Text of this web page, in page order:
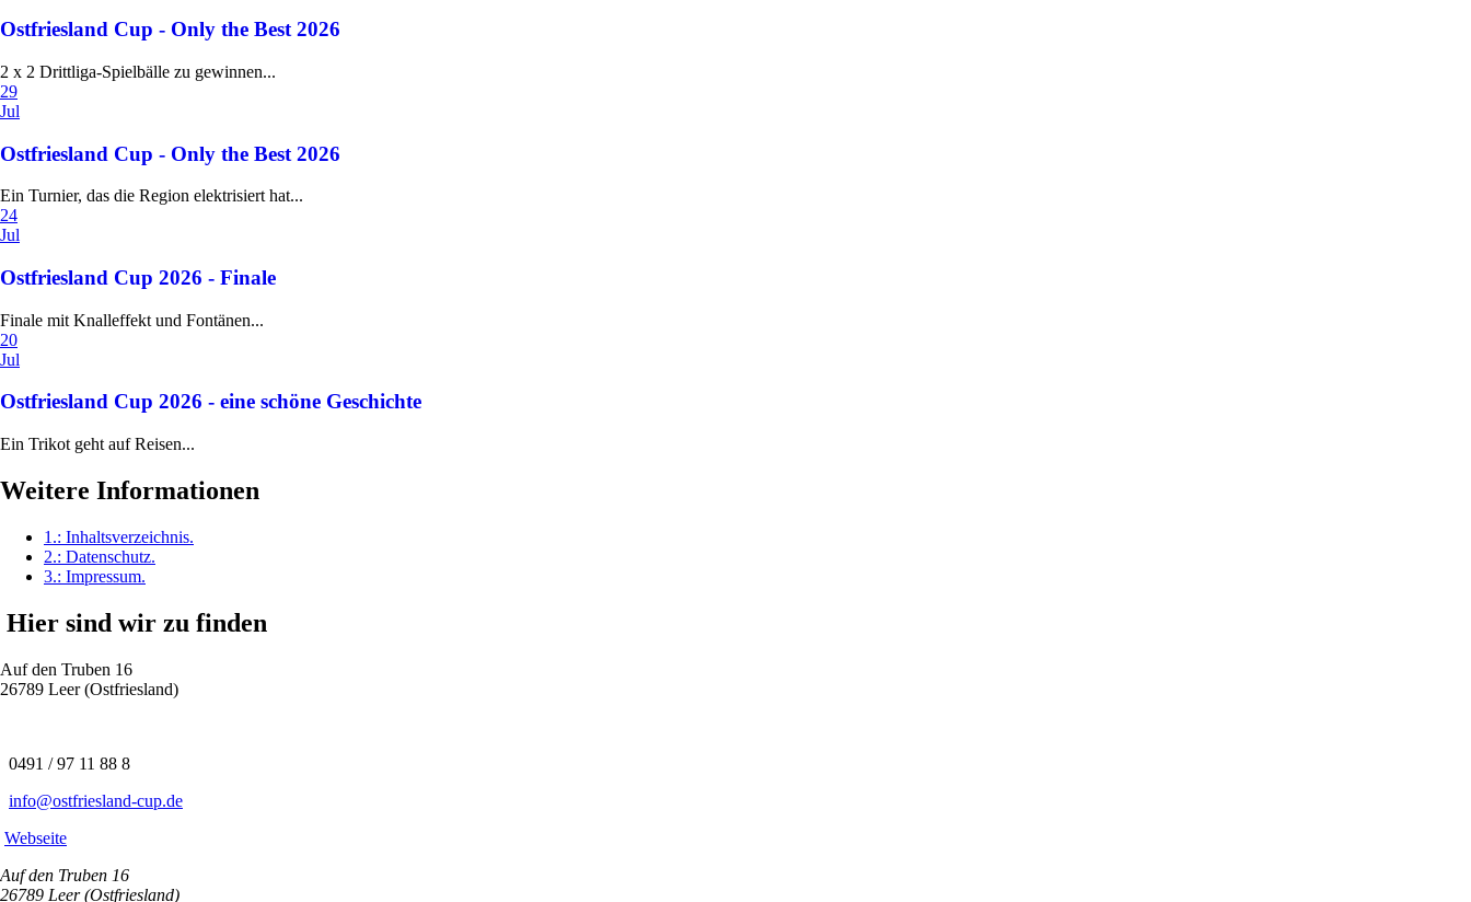
Ostfriesland Cup - Only the Best 2026
2 x 2 Drittliga-Spielbälle zu gewinnen...
29
Jul
Ostfriesland Cup - Only the Best 2026
Ein Turnier, das die Region elektrisiert hat...
24
Jul
Ostfriesland Cup 2026 - Finale
Finale mit Knalleffekt und Fontänen...
20
Jul
Ostfriesland Cup 2026 - eine schöne Geschichte
Ein Trikot geht auf Reisen...
Weitere Informationen
1.: Inhaltsverzeichnis.
2.: Datenschutz.
3.: Impressum.
Hier sind wir zu finden
Auf den Truben 16
26789 Leer (Ostfriesland)
0491 / 97 11 88 8
info@ostfriesland-cup.de
Webseite
Auf den Truben 16
26789 Leer (Ostfriesland)